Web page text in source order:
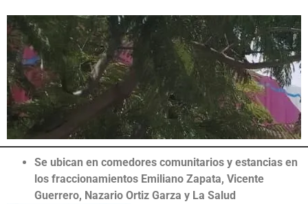
Se ubican en comedores comunitarios y estancias en
los fraccionamientos Emiliano Zapata, Vicente
Guerrero, Nazario Ortiz Garza y La Salud